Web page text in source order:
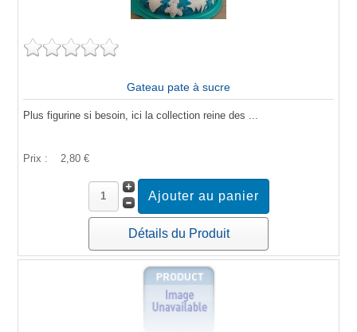
Gateau pate à sucre
Plus figurine si besoin, ici la collection reine des ...
Prix : 2,80 €
Détails du Produit